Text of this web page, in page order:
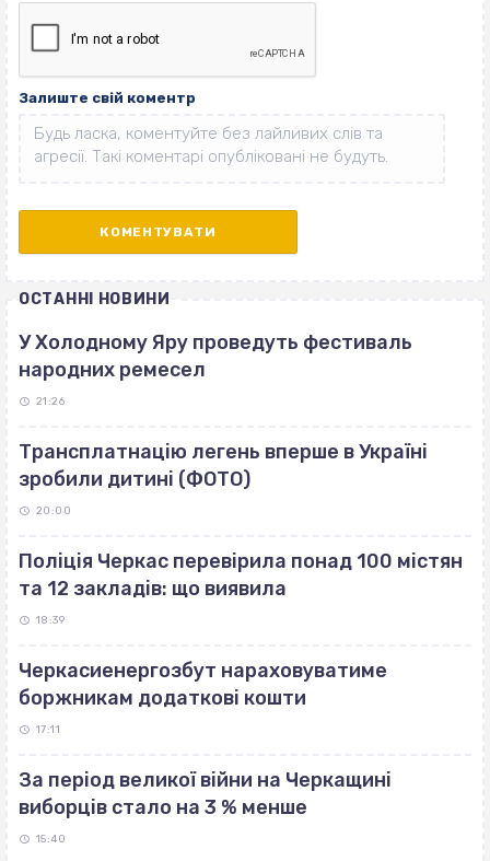
Залиште свій коментр
ОСТАННІ НОВИНИ
У Холодному Яру проведуть фестиваль
народних ремесел
21:26
Трансплатнацію легень вперше в Україні
зробили дитині (ФОТО)
20:00
Поліція Черкас перевірила понад 100 містян
та 12 закладів: що виявила
18:39
Черкасиенергозбут нараховуватиме
боржникам додаткові кошти
17:11
За період великої війни на Черкащині
виборців стало на 3 % менше
15:40